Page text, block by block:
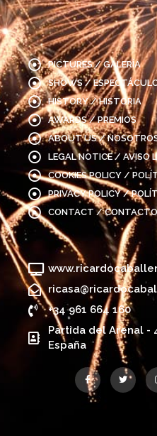
PICTURES / GALERÍA
SHOWS /
HISTORY / HISTORIA
AWARDS / PREMIOS
ABOUT US /
LEGAL NOTICE / AVISO
COOKIES POLICY /
PRIVACY POLICY /
CONTACT / CONTACTO
+34 961 664 160
Partida del Arenal -
España